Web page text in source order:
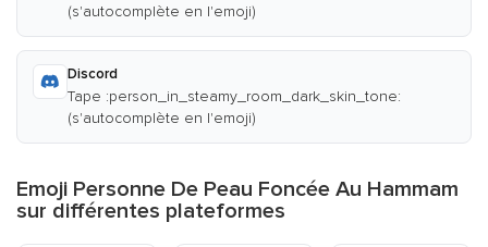
(s'autocomplète en l'emoji)
Discord
Tape :person_in_steamy_room_dark_skin_tone:
(s'autocomplète en l'emoji)
Emoji Personne De Peau Foncée Au Hammam
sur différentes plateformes